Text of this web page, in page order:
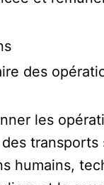
des
les
humains,